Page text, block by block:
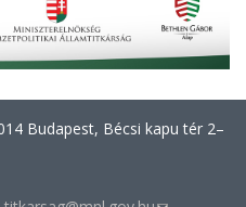
Budapest, Bécsi kapu tér 2–